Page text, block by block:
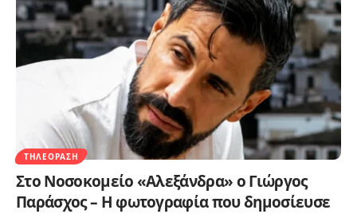
ΤΗΛΕΌΡΑΣΗ
Στο Νοσοκομείο «Αλεξάνδρα» ο Γιώργος
Παράσχος – Η φωτογραφία που δημοσίευσε